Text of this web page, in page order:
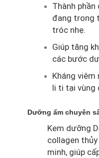
Thành phần
đang trong
tróc nhẹ.
Giúp tăng
các bước
Kháng viêm
li ti tại vùng
Dưỡng ẩm chuyên
Kem dưỡng
collagen
minh, giúp